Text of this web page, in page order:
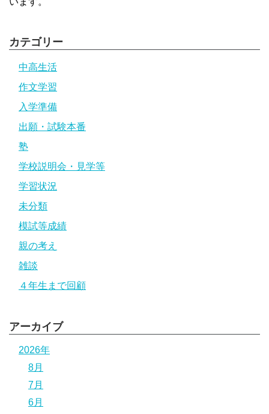
カテゴリー
中高生活
作文学習
入学準備
出願・試験本番
塾
学校説明会・見学等
学習状況
未分類
模試等成績
親の考え
雑談
４年生まで回顧
アーカイブ
2026年
8月
7月
6月